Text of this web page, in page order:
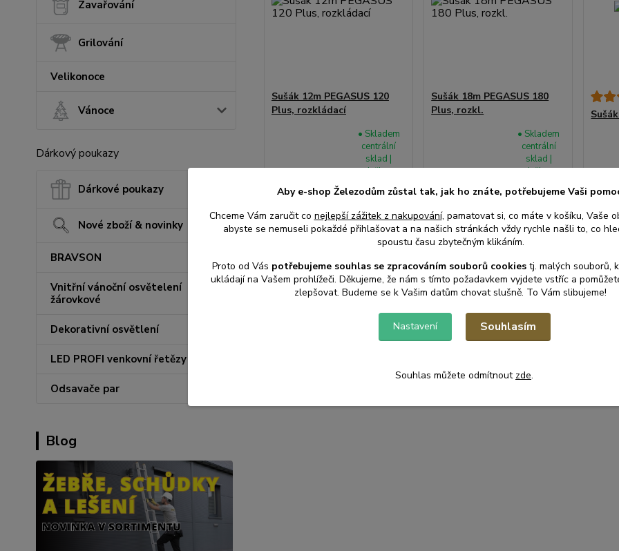
Zavařování
Grilování
Velikonoce
Vánoce
Dárkový poukazy
Dárkové poukazy
Nové zboží & novinky
BRAVSON
Vnitřní vánoční osvětelení
žárovkové
Dekorativní osvětlení
LED PROFI venkovní řetězy
Odsavače par
Blog
Sušák 12m PEGASUS 120
Plus, rozkládací
1 132 Kč
ks
936 Kčbez DPH
• Skladem
centrální
sklad |
odešleme
prac. dnů
Sušák 18m PEGASUS 180
Plus, rozkl.
1 403 Kč/ks
1 160 Kč bez DPH
• Skladem
centrální
sklad |
odešleme
prac. dnů
Přidat do košíku
399
330
Aby e-shop Železodům zůstal tak, jak ho znáte, potřebujeme Vaši
Chceme Vám zaručit co nejlepší zážitek z nakupování, pamatovat si, co máte v košíku, Vaše
abyste se nemuseli pokaždé přihlašovat a na našich stránkách vždy rychle našli to, co
spoustu času zbytečným klikáním.
Proto od Vás potřebujeme souhlas se zpracováním souborů cookies tj. malých souborů,
ukládají na Vašem prohlížeči. Děkujeme, že nám s tímto požadavkem vyjdete vstříc a
zlepšovat. Budeme se k Vašim datům chovat slušně. To Vám slibujeme!
Nastavení Souhlasím
Souhlas můžete odmítnout zde.